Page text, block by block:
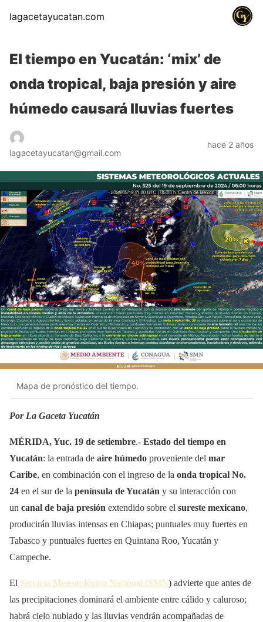
lagacetayucatan.com
El tiempo en Yucatán: ‘mix’ de
onda tropical, baja presión y aire
húmedo causará lluvias fuertes
lagacetayucatan@gmail.com
hace 2 años
Mapa de pronóstico del tiempo.
Por La Gaceta Yucatán
MÉRIDA, Yuc. 19 de setiembre.- Estado del tiempo en
Yucatán: la entrada de aire húmedo proveniente del mar
Caribe, en combinación con el ingreso de la onda tropical No.
24 en el sur de la península de Yucatán y su interacción con
un canal de baja presión extendido sobre el sureste mexicano,
producirán lluvias intensas en Chiapas; puntuales muy fuertes en
Tabasco y puntuales fuertes en Quintana Roo, Yucatán y
Campeche.
El Servicio Meteorológico Nacional (SMN) advierte que antes de
las precipitaciones dominará el ambiente entre cálido y caluroso;
habrá cielo nublado y las lluvias vendrán acompañadas de